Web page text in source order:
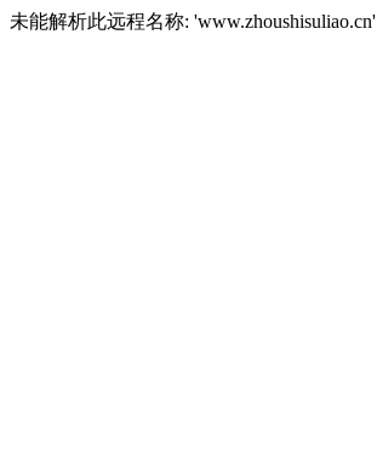
未能解析此远程名称: 'www.zhoushisuliao.cn'